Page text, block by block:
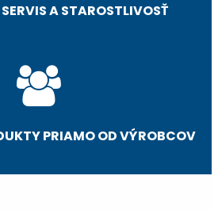
A STAROSTLIVOSŤ
PRIAMO OD VÝROBCOV